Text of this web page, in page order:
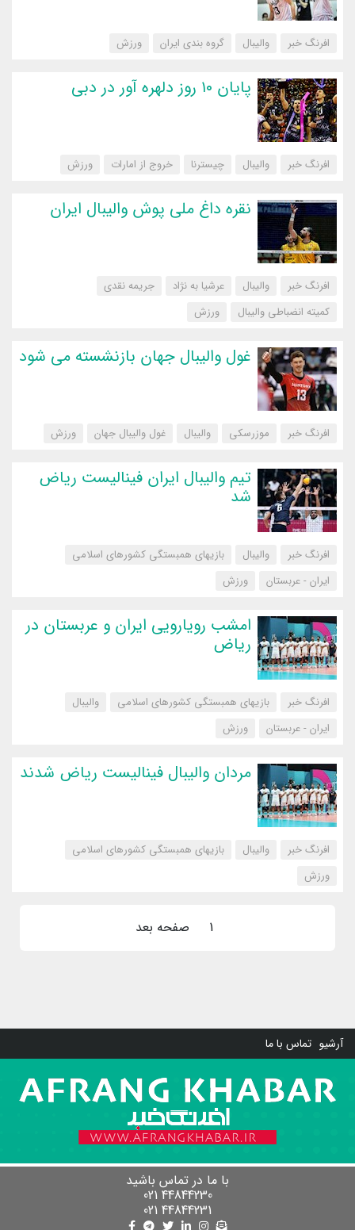
افرنگ خبر والیبال گروه بندی ایران ‌ورزش
پایان ۱۰ روز دلهره آور در دبی
افرنگ خبر والیبال چیسترنا خروج از امارات ‌ورزش
نقره داغ ملی پوش والیبال ایران
افرنگ خبر والیبال عرشیا به نژاد
جریمه نقدی
کمیته انضباطی والیبال
‌ورزش
غول والیبال جهان بازنشسته می شود
افرنگ خبر موزرسکی والیبال غول والیبال جهان ‌ورزش
تیم والیبال ایران فینالیست ریاض
شد
افرنگ خبر والیبال
بازیهای همبستگی کشورهای اسلامی
ایران - عربستان
‌ورزش
امشب رویارویی ایران و عربستان در
ریاض
افرنگ خبر بازیهای همبستگی کشورهای اسلامی
والیبال
ایران - عربستان
‌ورزش
مردان والیبال فینالیست ریاض شدند
افرنگ خبر والیبال
بازیهای همبستگی کشورهای اسلامی
‌ورزش
1 صفحه بعد
آرشیو تماس با ما
با ما در تماس باشید
44844230 021
44844231 021